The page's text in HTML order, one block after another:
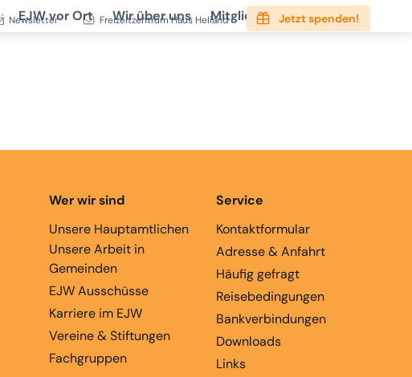
Newsletter Freizeitzentrum Haus Heliand Jetzt spenden!
EJW vor Ort Wir über uns Mitgliedschaft Service
Wer wir sind
Unsere Hauptamtlichen
Unsere Arbeit in
Gemeinden
EJW Ausschüsse
Karriere im EJW
Vereine & Stiftungen
Fachgruppen
Service
Kontaktformular
Adresse & Anfahrt
Häufig gefragt
Reisebedingungen
Bankverbindungen
Downloads
Links